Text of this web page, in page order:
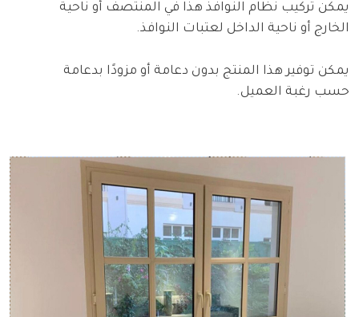
يمكن تركيب نظام النوافذ هذا في المنتصف أو ناحية
الخارج أو ناحية الداخل لعتبات النوافذ.
يمكن توفير هذا المنتج بدون دعامة أو مزودًا بدعامة
حسب رغبة العميل.